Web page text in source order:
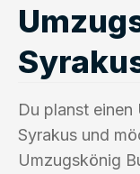
Du planst
Syrakus und
Umzugskönig